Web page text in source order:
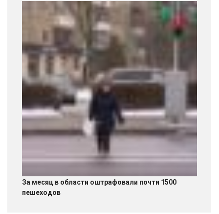
За месяц в области оштрафовали почти 1500
пешеходов